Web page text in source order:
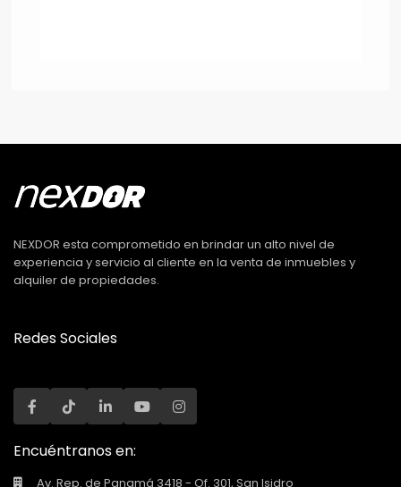
NEXDOR esta comprometido en brindar un alto nivel de
experiencia y servicio al cliente en la venta de inmuebles y
alquiler de propiedades.
Redes Sociales
Encuéntranos en:
Av. Rep. de Panamá 3418 - Of. 301, San Isidro